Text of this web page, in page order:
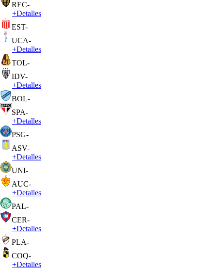
REC-
+Detalles
EST-
UCA-
+Detalles
TOL-
IDV-
+Detalles
BOL-
SPA-
+Detalles
PSG-
ASV-
+Detalles
UNI-
AUC-
+Detalles
PAL-
CER-
+Detalles
PLA-
COQ-
+Detalles